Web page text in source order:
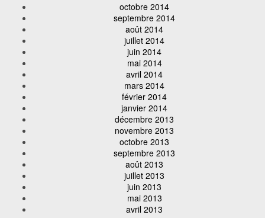
octobre 2014
septembre 2014
août 2014
juillet 2014
juin 2014
mai 2014
avril 2014
mars 2014
février 2014
janvier 2014
décembre 2013
novembre 2013
octobre 2013
septembre 2013
août 2013
juillet 2013
juin 2013
mai 2013
avril 2013